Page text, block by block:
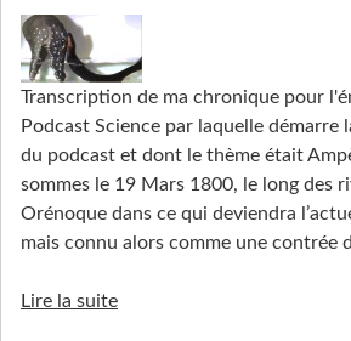
Transcription de ma chronique pour
Podcast Science par laquelle démarre
du podcast et dont le thème était
sommes le 19 Mars 1800, le long des
Orénoque dans ce qui deviendra
mais connu alors comme une contrée
Lire la suite